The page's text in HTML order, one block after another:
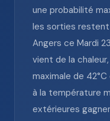
une probabilité
les sorties restent
Angers ce Mardi
vient de la
maximale de
à la température
extérieures